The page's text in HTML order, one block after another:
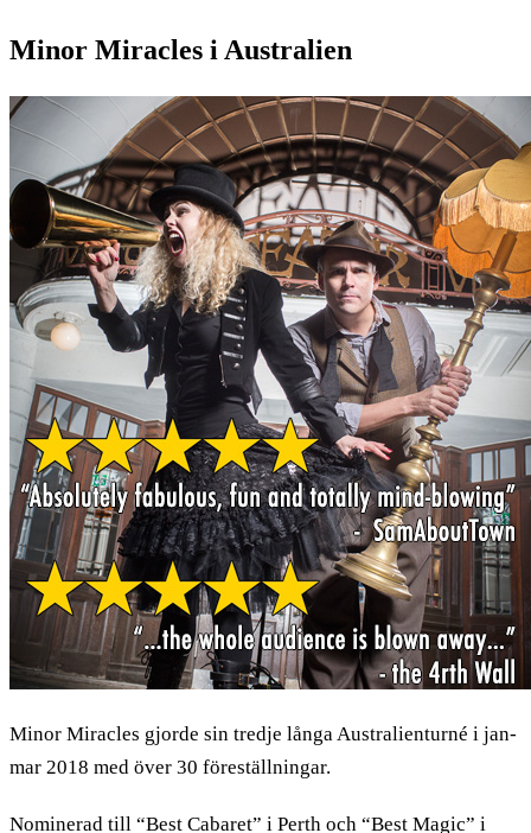
Minor Miracles i Australien
Minor Miracles gjorde sin tredje långa Australienturné i jan-
mar 2018 med över 30 föreställningar.
Nominerad till “Best Cabaret” i Perth och “Best Magic” i